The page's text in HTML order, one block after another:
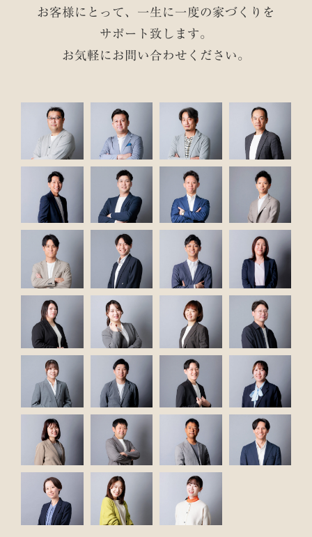
お客様にとって、一生に一度の家づくりを
サポート致します。
お気軽にお問い合わせください。